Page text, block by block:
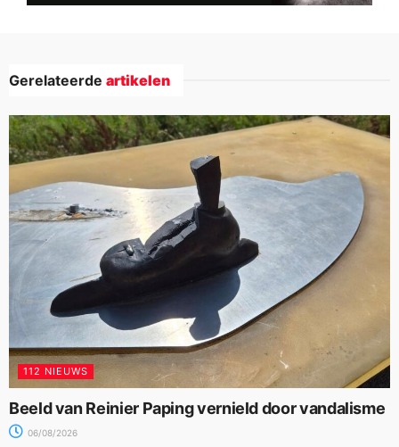
Gerelateerde artikelen
112 NIEUWS
Beeld van Reinier Paping vernield door vandalisme
06/08/2026